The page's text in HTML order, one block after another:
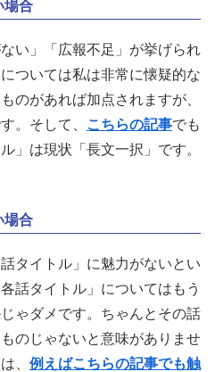
場合
い」「広報不足」が挙げられ
ついては私は非常に懐疑的な
のがあれば加点されますが、
。そして、
こちらの記事でも
」は現状「長文一択」です。
場合
タイトル」に魅力がないとい
話タイトル」についてはもう
ゃダメです。ちゃんとその話
のじゃないと意味がありませ
、 例えばこちらの記事でも触